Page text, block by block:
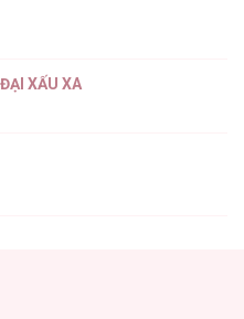
XẤU XA